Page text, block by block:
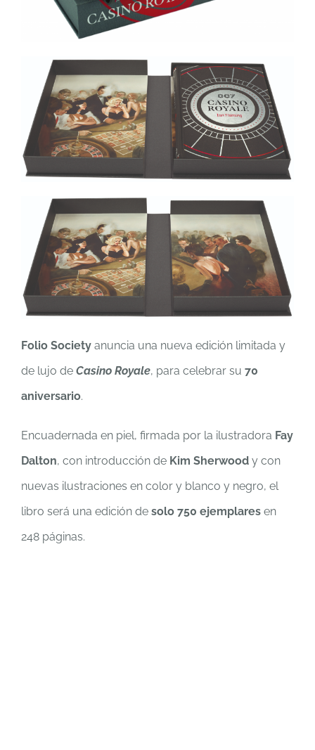
Folio Society anuncia una nueva edición limitada y
de lujo de Casino Royale, para celebrar su 70
aniversario.
Encuadernada en piel, firmada por la ilustradora Fay
Dalton, con introducción de Kim Sherwood y con
nuevas ilustraciones en color y blanco y negro, el
libro será una edición de solo 750 ejemplares en
248 páginas.